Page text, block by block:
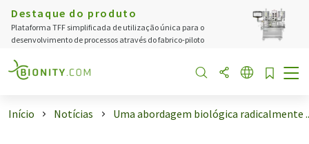
Destaque do produto
Plataforma TFF simplificada de utilização única para o
desenvolvimento de processos através do fabrico-piloto
Início Notícias Uma abordagem biológica radicalmente